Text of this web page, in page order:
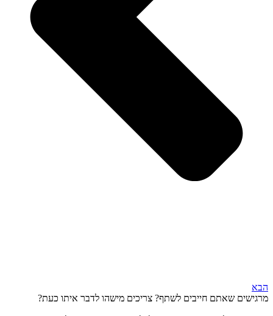
הבא
מרגישים שאתם חייבים לשתף? צריכים מישהו לדבר איתו כעת?